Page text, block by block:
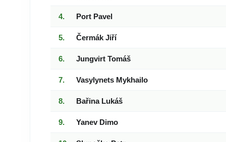
Port Pavel
Čermák Jiří
Jungvirt Tomáš
Vasylynets Mykhailo
Bařina Lukáš
Yanev Dimo